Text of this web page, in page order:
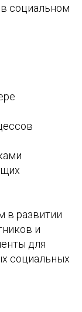
социальном
в развитии
и
для
социальных